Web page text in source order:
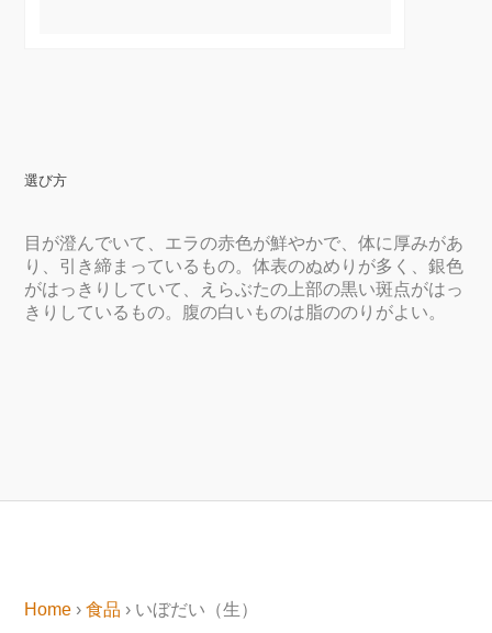
選び方
目が澄んでいて、エラの赤色が鮮やかで、体に厚みがあ
り、引き締まっているもの。体表のぬめりが多く、銀色
がはっきりしていて、えらぶたの上部の黒い斑点がはっ
きりしているもの。腹の白いものは脂ののりがよい。
Home ›食品 › いぼだい（生）